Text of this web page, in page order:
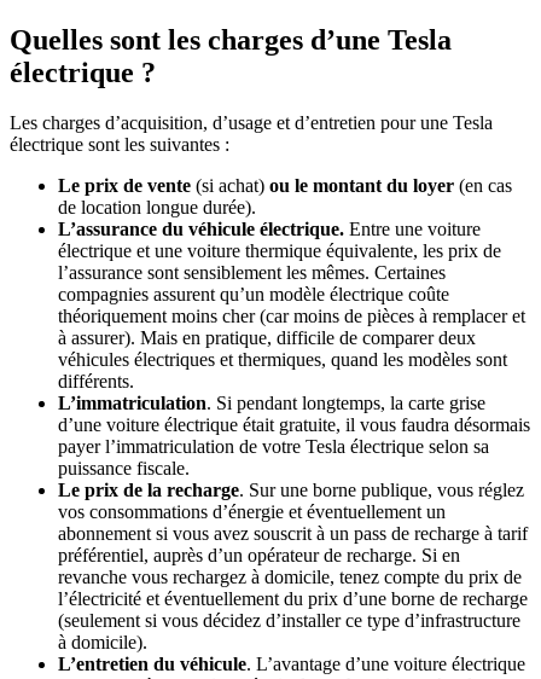
Quelles sont les charges d’une Tesla
électrique ?
Les charges d’acquisition, d’usage et d’entretien pour une Tesla
électrique sont les suivantes :
Le prix de vente (si achat) ou le montant du loyer (en cas
de location longue durée).
L’assurance du véhicule électrique. Entre une voiture
électrique et une voiture thermique équivalente, les prix de
l’assurance sont sensiblement les mêmes. Certaines
compagnies assurent qu’un modèle électrique coûte
théoriquement moins cher (car moins de pièces à remplacer et
à assurer). Mais en pratique, difficile de comparer deux
véhicules électriques et thermiques, quand les modèles sont
différents.
L’immatriculation. Si pendant longtemps, la carte grise
d’une voiture électrique était gratuite, il vous faudra désormais
payer l’immatriculation de votre Tesla électrique selon sa
puissance fiscale.
Le prix de la recharge. Sur une borne publique, vous réglez
vos consommations d’énergie et éventuellement un
abonnement si vous avez souscrit à un pass de recharge à tarif
préférentiel, auprès d’un opérateur de recharge. Si en
revanche vous rechargez à domicile, tenez compte du prix de
l’électricité et éventuellement du prix d’une borne de recharge
(seulement si vous décidez d’installer ce type d’infrastructure
à domicile).
L’entretien du véhicule. L’avantage d’une voiture électrique